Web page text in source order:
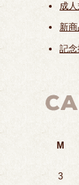
成
新
記
M
3